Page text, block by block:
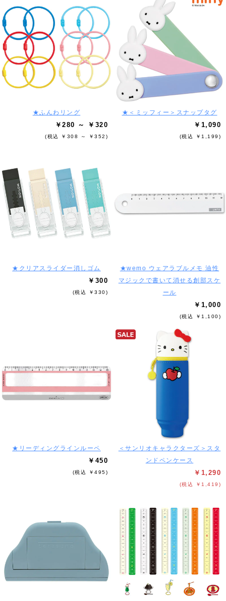
★ふんわリング
￥280 ～ ￥320
(税込 ￥308 ～ ￥352)
★＜ミッフィー＞スナップタグ
￥1,090
(税込 ￥1,199)
★クリアスライダー消しゴム
￥300
(税込 ￥330)
★wemo ウェアラブルメモ 油性
マジックで書いて消せる創部スケ
ール
￥1,000
(税込 ￥1,100)
★リーディングラインルーペ
￥450
(税込 ￥495)
＜サンリオキャラクターズ＞スタ
ンドペンケース
￥1,290
(税込 ￥1,419)